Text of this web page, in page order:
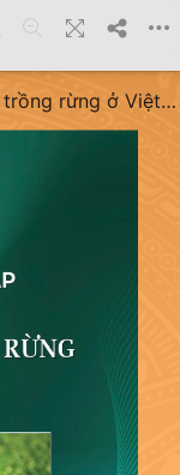
rừng ở Việt